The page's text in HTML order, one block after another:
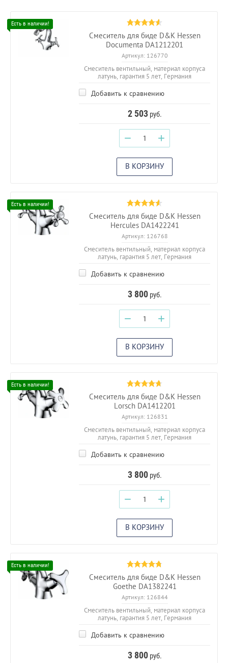
Смеситель для биде D&K Hessen
Documenta DA1212201
Артикул:126770
Смеситель вентильный, материал корпуса
латунь, гарантия 5 лет, Германия
Добавить к сравнению
2 503руб.
− +
В КОРЗИНУ
Смеситель для биде D&K Hessen
Hercules DA1422241
Артикул:126768
Смеситель вентильный, материал корпуса
латунь, гарантия 5 лет, Германия
Добавить к сравнению
3 800руб.
− +
В КОРЗИНУ
Смеситель для биде D&K Hessen
Lorsch DA1412201
Артикул:126831
Смеситель вентильный, материал корпуса
латунь, гарантия 5 лет, Германия
Добавить к сравнению
3 800руб.
− +
В КОРЗИНУ
Смеситель для биде D&K Hessen
Goethe DA1382241
Артикул:126844
Смеситель вентильный, материал корпуса
латунь, гарантия 5 лет, Германия
Добавить к сравнению
3 800руб.